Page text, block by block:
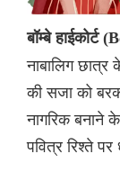
बॉम्बे
नाबालिग
की सजा को
नागरिक
पवित्र रिश्ते पर